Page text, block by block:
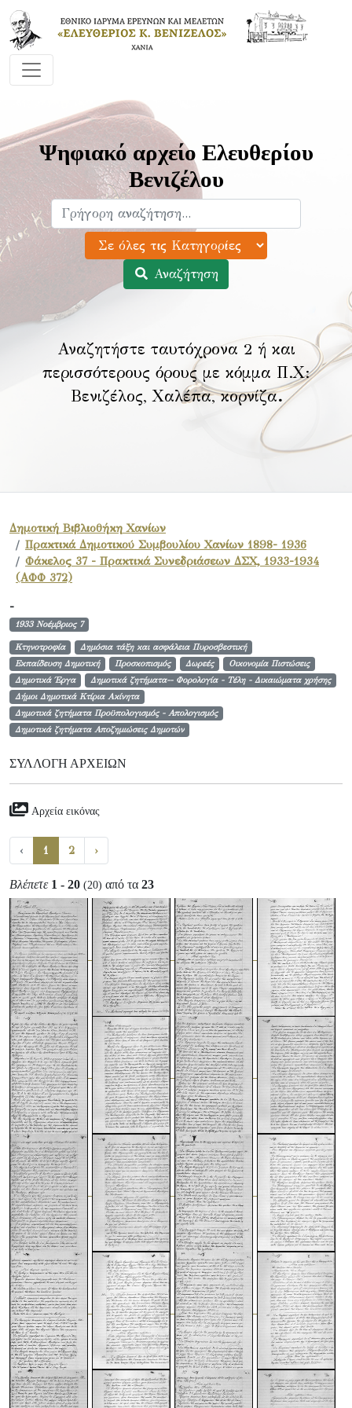
Ψηφιακό αρχείο Ελευθερίου
Βενιζέλου
Αναζήτηση
Αναζητήστε ταυτόχρονα 2 ή και
περισσότερους όρους με κόμμα Π.Χ:
Βενιζέλος, Χαλέπα, κορνίζα.
Δημοτική Βιβλιοθήκη Χανίων
Πρακτικά Δημοτικού Συμβουλίου Χανίων 1898- 1936
Φάκελος 37 - Πρακτικά Συνεδριάσεων ΔΣΧ, 1933-1934
(ΑΦΦ 372)
-
1933 Νοέμβριος 7
Κτηνοτροφία
Δημόσια τάξη και ασφάλεια Πυροσβεστική
Εκπαίδευση Δημοτική
Προσκοπισμός Δωρεές
Οικονομία Πιστώσεις
Δημοτικά Έργα
Δημοτικά ζητήματα-- Φορολογία - Τέλη - Δικαιώματα χρήσης
Δήμοι Δημοτικά Κτίρια Ακίνητα
Δημοτικά ζητήματα Προϋπολογισμός - Απολογισμός
Δημοτικά ζητήματα Αποζημιώσεις Δημοτών
ΣΥΛΛΟΓΉ ΑΡΧΕΊΩΝ
Αρχεία εικόνας
‹ 1 2 ›
Βλέπετε 1 - 20 (20) από τα 23